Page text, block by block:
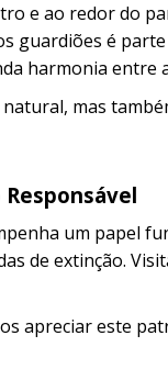
e ao redor do
guardiões é
harmonia entre
natural, mas
um papel
de extinção.
apreciar este